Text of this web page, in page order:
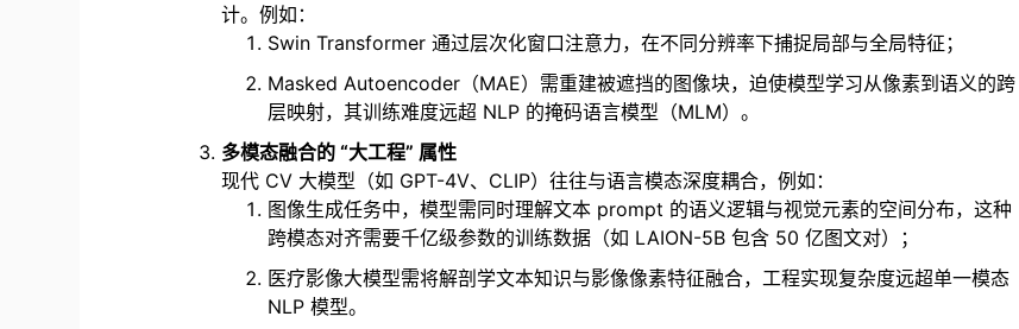
计。例如：
Swin Transformer 通过层次化窗口注意力，在不同分辨率下捕捉局部与全局特征；
Masked Autoencoder（MAE）需重建被遮挡的图像块，迫使模型学习从像素到语义的跨
层映射，其训练难度远超 NLP 的掩码语言模型（MLM）。
多模态融合的 “大工程” 属性
现代 CV 大模型（如 GPT-4V、CLIP）往往与语言模态深度耦合，例如：
图像生成任务中，模型需同时理解文本 prompt 的语义逻辑与视觉元素的空间分布，这种
跨模态对齐需要千亿级参数的训练数据（如 LAION-5B 包含 50 亿图文对）；
医疗影像大模型需将解剖学文本知识与影像像素特征融合，工程实现复杂度远超单一模态
NLP 模型。